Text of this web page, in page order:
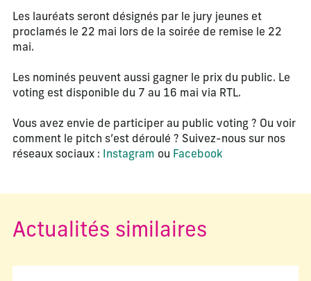
Les lauréats seront désignés par le jury jeunes et
proclamés le 22 mai lors de la soirée de remise le 22
mai.
Les nominés peuvent aussi gagner le prix du public. Le
voting est disponible du 7 au 16 mai via RTL.
Vous avez envie de participer au public voting ? Ou voir
comment le pitch s’est déroulé ? Suivez-nous sur nos
réseaux sociaux :
Instagram ou Facebook
Actualités similaires